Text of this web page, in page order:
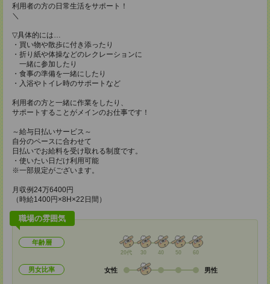
利用者の方の日常生活をサポート！
＼
▽具体的には…
・買い物や散歩に付き添ったり
・折り紙や体操などのレクレーションに
一緒に参加したり
・食事の準備を一緒にしたり
・入浴やトイレ時のサポートなど
利用者の方と一緒に作業をしたり、
サポートすることがメインのお仕事です！
～給与日払いサービス～
自分のペースに合わせて
日払いでお給料を受け取れる制度です。
・使いたい日だけ利用可能
※一部規定がございます。
月収例24万6400円
（時給1400円×8H×22日間）
職場の雰囲気
年齢層
20代 30 40 50 60
男女比率 女性 男性